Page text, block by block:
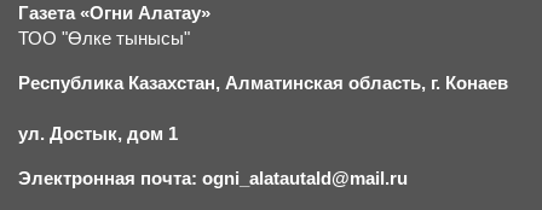
Газета «Огни Алатау»
ТОО "Өлке тынысы"
Республика Казахстан, Алматинская область, г. Конаев
ул. Достык, дом 1
Электронная почта: ogni_alatautald@mail.ru